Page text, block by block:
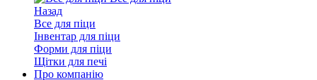
Назад
Все для піци
Інвентар для піци
Форми для піци
Щітки для печі
Про компанію